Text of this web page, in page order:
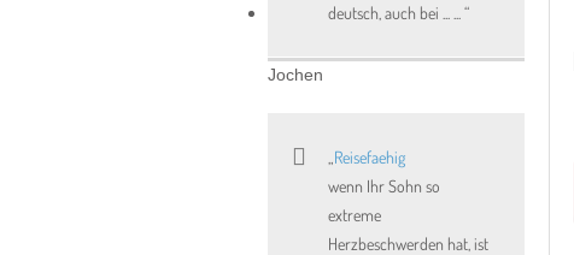
deutsch, auch bei ... ...
Jochen
Reisefaehig
wenn Ihr Sohn so
extreme
Herzbeschwerden hat, ist